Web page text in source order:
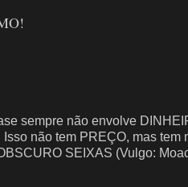
sempre não envolve
não tem PREÇO, mas tem
SEIXAS (Vulgo: